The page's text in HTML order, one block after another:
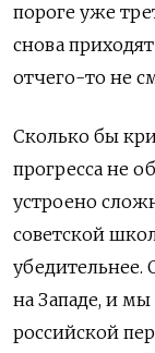
пороге уже
снова
отчего-то не
Сколько бы
прогресса не
устроено
советской
убедительнее.
на Западе,‌ и
российской